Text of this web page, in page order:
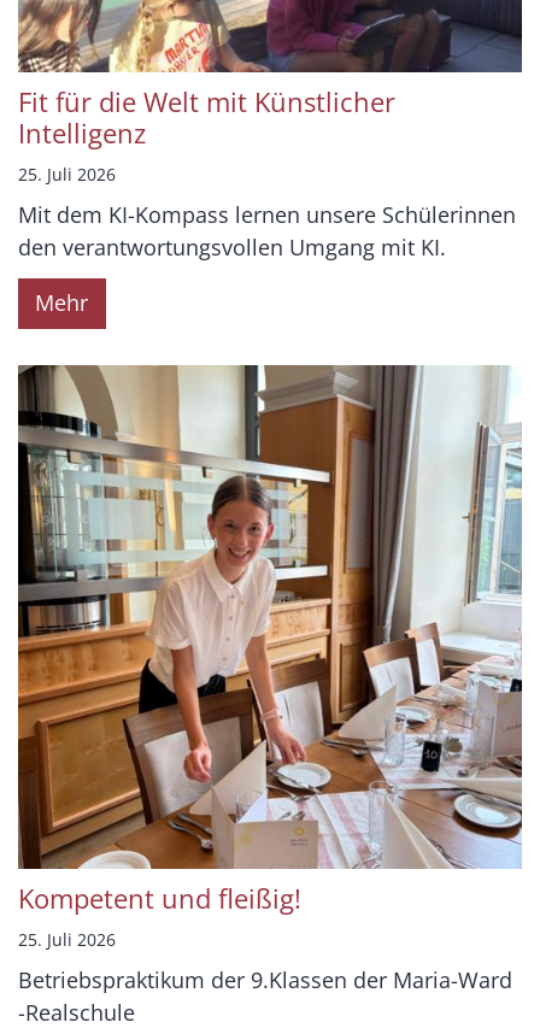
Fit für die Welt mit Künstlicher
Intelligenz
25. Juli 2026
Mit dem KI-Kompass lernen unsere Schülerinnen
den verantwortungsvollen Umgang mit KI.
Mehr
Kompetent und fleißig!
25. Juli 2026
Betriebspraktikum der 9.Klassen der Maria-Ward
-Realschule